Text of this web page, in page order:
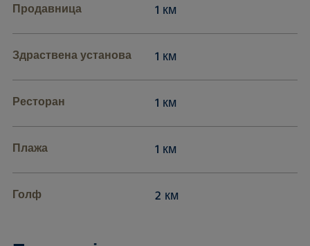
Продавница 1 км
Здраствена установа 1 км
Ресторан 1 км
Плажа 1 км
Голф 2 км